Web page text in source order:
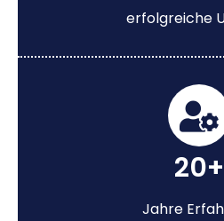
erfolgreiche
20+
Jahre